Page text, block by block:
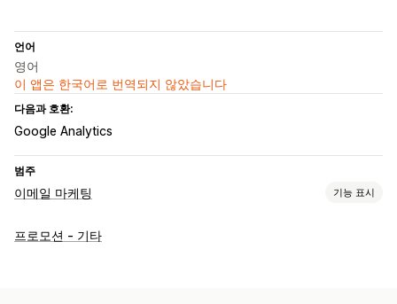
언어
영어
이 앱은 한국어로 번역되지 않았습니다
다음과 호환:
Google Analytics
범주
이메일 마케팅 기능 표시
캠페인 유형
프로모션 - 기타